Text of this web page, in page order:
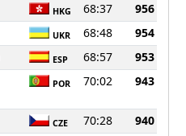
HKG 68:37
956
UKR 68:48
954
ESP 68:57
953
POR 70:02 943
CZE 70:28
940